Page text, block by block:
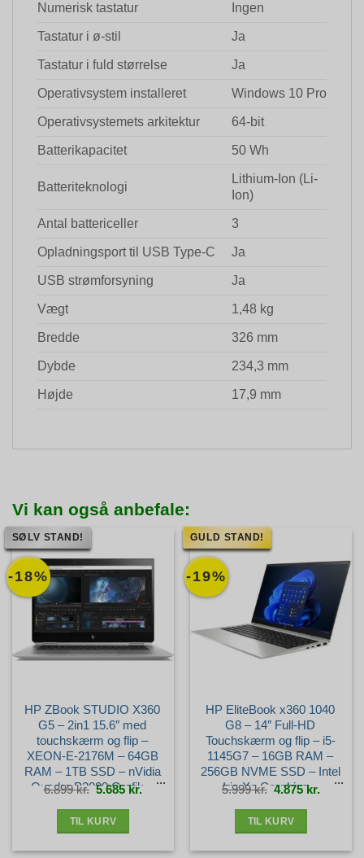
Numerisk tastatur Ingen
Tastatur i ø-stil Ja
Tastatur i fuld størrelse Ja
Operativsystem installeret Windows 10 Pro
Operativsystemets arkitektur 64-bit
Batterikapacitet 50 Wh
Batteriteknologi
Lithium-Ion (Li-
Ion)
Antal battericeller 3
Opladningsport til USB Type-C Ja
USB strømforsyning Ja
Vægt 1,48 kg
Bredde 326 mm
Dybde 234,3 mm
Højde 17,9 mm
Vi kan også anbefale:
-18%
SØLV STAND!
HP ZBook STUDIO X360
G5 – 2in1 15.6″ med
touchskærm og flip –
XEON-E-2176M – 64GB
RAM – 1TB SSD – nVidia
Quadro P2000 Grafik –
Layout – Sølv stand
6.899kr. Den
oprindelige
pris
5.685kr.Den
aktuelle
pris
TIL KURV
-19%
GULD STAND!
HP EliteBook x360 1040
G8 – 14″ Full-HD
Touchskærm og flip – i5-
1145G7 – 16GB RAM –
256GB NVME SSD – Intel
Iris Xe Graphics –
stand
5.999kr. Den
oprindelige
pris
4.875kr. Den
aktuelle
pris
TIL KURV